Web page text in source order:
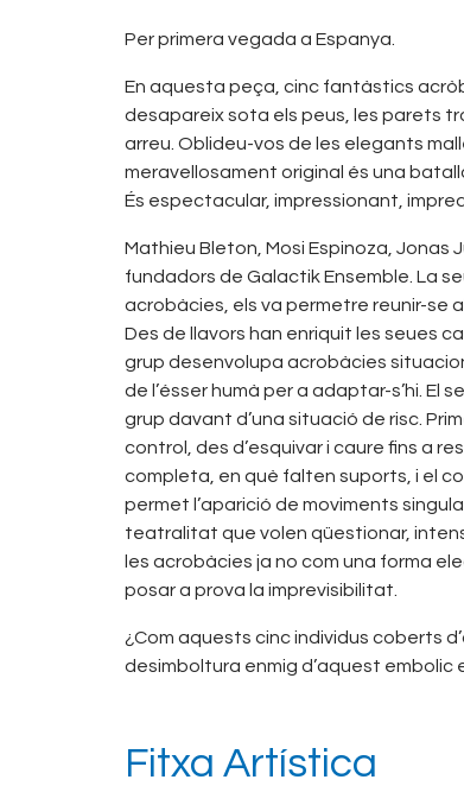
Per primera vegada a Espanya.
En aquesta peça, cinc fantàstics
desapareix sota els peus, les parets
arreu. Oblideu-vos de les elegants
meravellosament original és una
És espectacular, impressionant,
Mathieu Bleton, Mosi Espinoza, Jonas
fundadors de Galactik Ensemble. La
acrobàcies, els va permetre reunir-se
Des de llavors han enriquit les seues
grup desenvolupa acrobàcies
de l’ésser humà per a adaptar-s’hi. El
grup davant d’una situació de risc.
control, des d’esquivar i caure fins a
completa, en què falten suports, i el
permet l’aparició de moviments
teatralitat que volen qüestionar,
les acrobàcies ja no com una forma
posar a prova la imprevisibilitat.
¿Com aquests cinc individus coberts
desimboltura enmig d’aquest
Fitxa Artística